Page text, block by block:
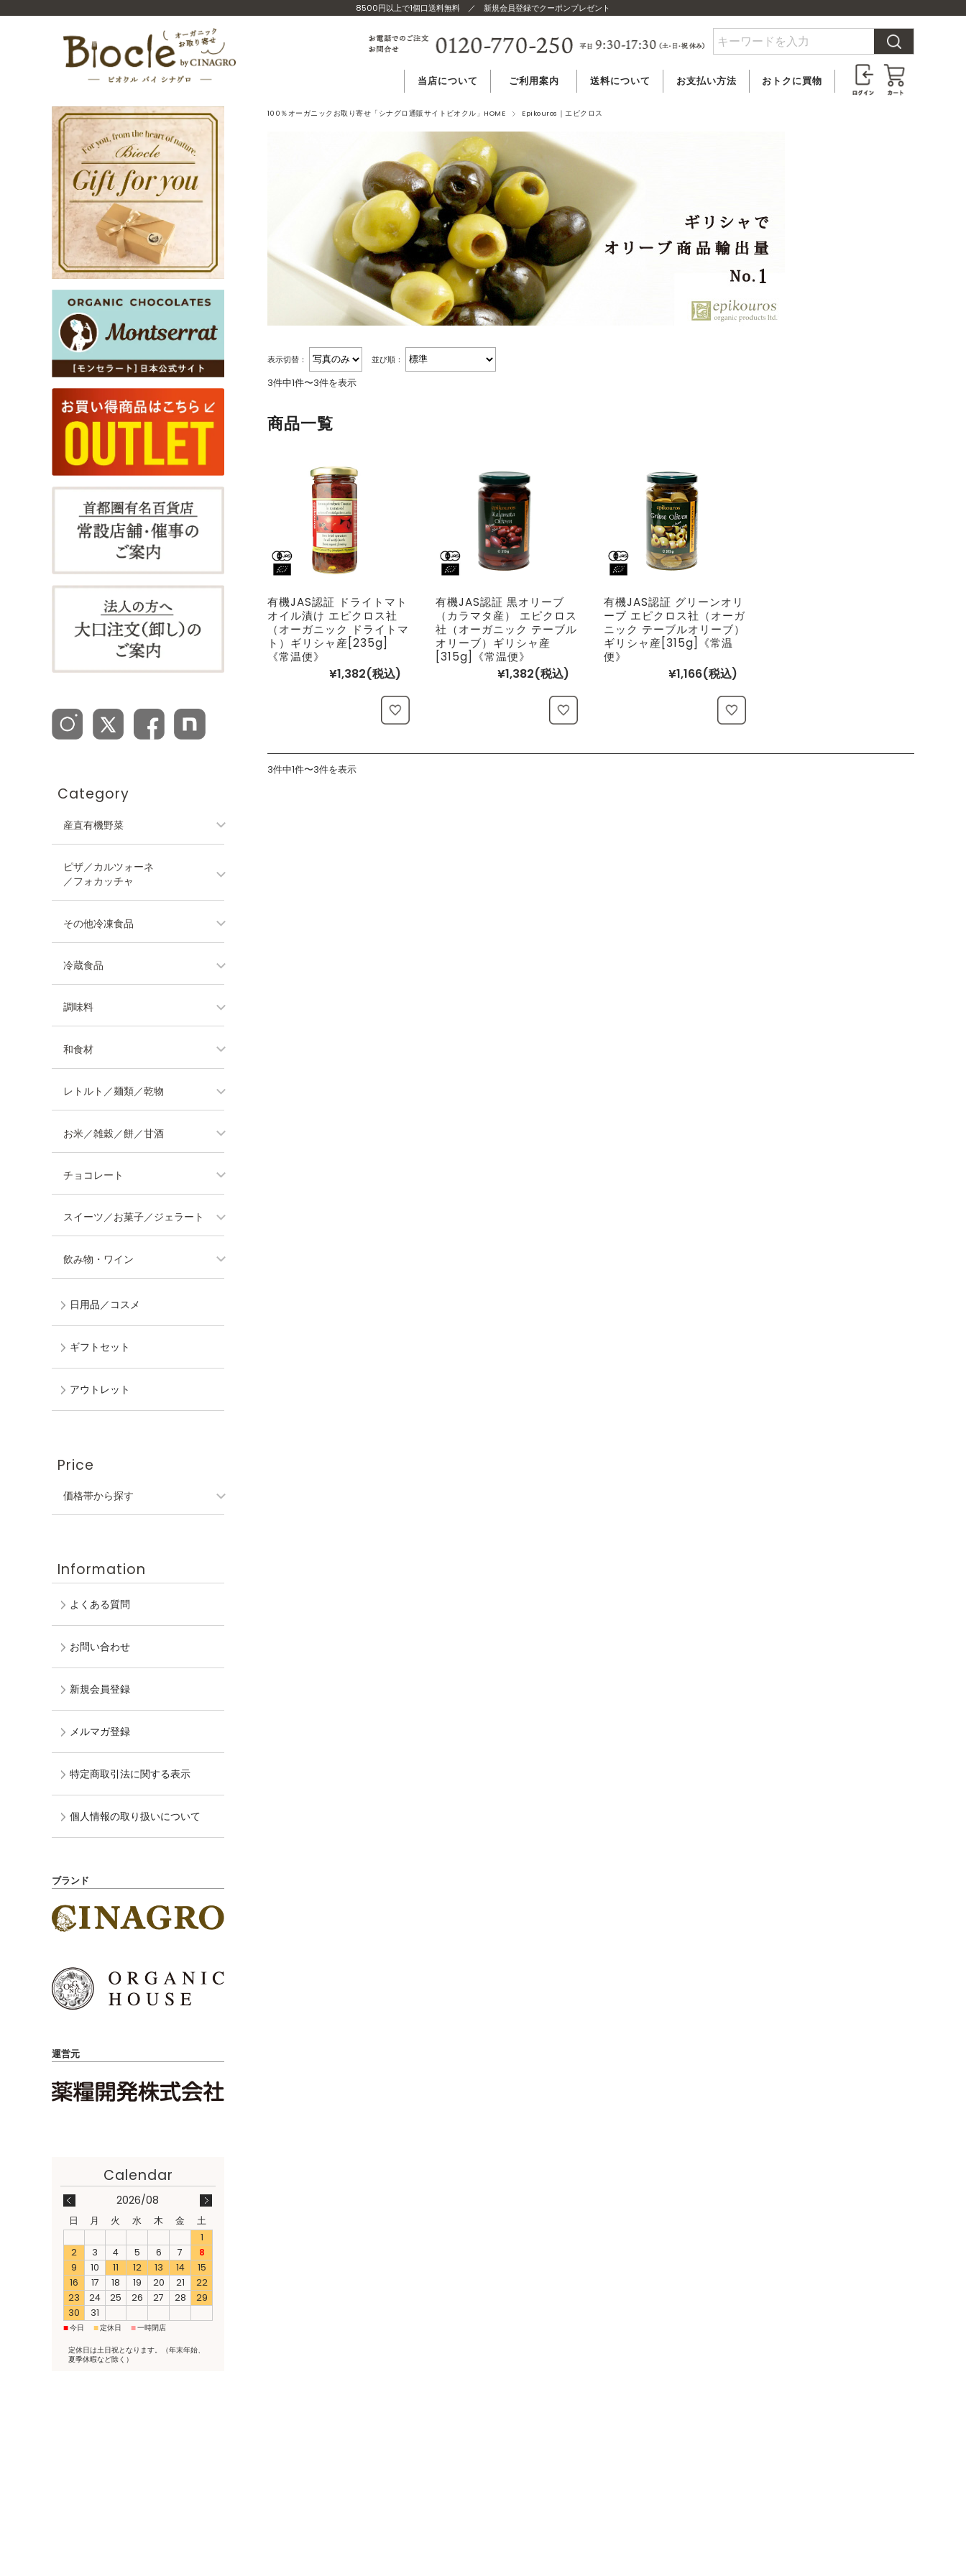
8500円以上で1個口送料無料 ／ 新規会員登録でクーポンプレゼント
当店について
当店のコンセプト
当店の食材基準
世界の有機認証
ご利用案内
ご注文方法
送料について
温度帯別 送料
複数購入の場合
送料無料について
発送の目安
お支払い方法
（ペイディ）
おトクに買物
100％オーガニックお取り寄せ「シナグロ通販サイトビオクル」HOME Epikouros｜エピクロス
表示切替： 並び順：
3件中1件〜3件を表示
商品一覧
有機JAS認証 ドライトマト
オイル漬け エピクロス社
（オーガニック ドライトマ
ト）ギリシャ産[235g]
《常温便》
¥1,382(税込)
有機JAS認証 黒オリーブ
（カラマタ産） エピクロス
社（オーガニック テーブル
オリーブ）ギリシャ産
[315g]《常温便》
¥1,382(税込)
有機JAS認証 グリーンオリ
ーブ エピクロス社（オーガ
ニック テーブルオリーブ）
ギリシャ産[315g]《常温
便》
¥1,166(税込)
3件中1件〜3件を表示
Category
産直有機野菜
ピザ／カルツォーネ
／フォカッチャ
その他冷凍食品
冷蔵食品
調味料
和食材
レトルト／麺類／乾物
お米／雑穀／餅／甘酒
チョコレート
スイーツ／お菓子／ジェラート
飲み物・ワイン
日用品／コスメ
ギフトセット
アウトレット
Price
価格帯から探す
Information
よくある質問
お問い合わせ
新規会員登録
メルマガ登録
特定商取引法に関する表示
個人情報の取り扱いについて
ブランド
運営元
2026/08
日 月 火 水 木 金
土
1
2
3 4 5 6 7
8
9
10 11 12 13 14
15
16
17 18 19 20 21
22
23
24 25 26 27 28
29
30
31
■今日 ■定休日 ■一時閉店
定休日は土日祝となります。（年末年始、
夏季休暇など除く）